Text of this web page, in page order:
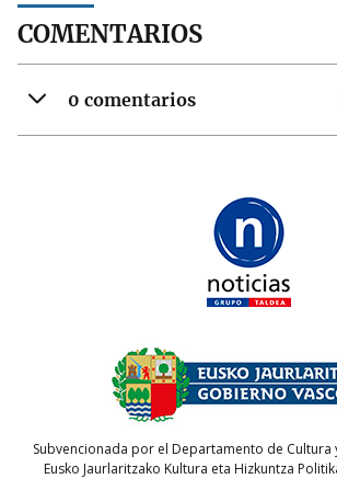
COMENTARIOS
0 comentarios
Subvencionada por el Departamento de Cultura
Eusko Jaurlaritzako Kultura eta Hizkuntza